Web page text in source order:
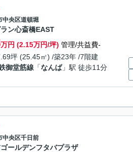
中央区道頓堀
ン心斎橋EAST
万円 (2.15万円/坪) 管理/共益費-
坪 (25.45㎡) /築23年 /7階建
御堂筋線 「なんば」駅 徒歩11分
中央区千日前
ールデンフタバプラザ